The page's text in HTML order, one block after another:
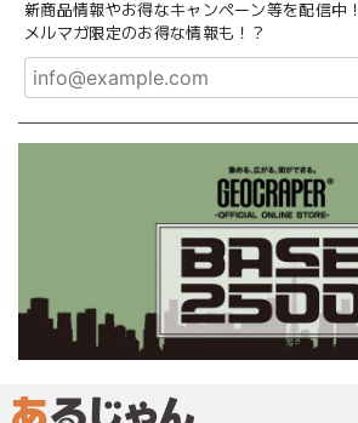
新商品情報やお得なキャンペーン等を配信中！
メルマガ限定のお得な情報も！？